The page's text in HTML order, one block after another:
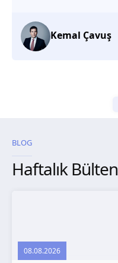
BLOG
Haftalık Bülten
08.08.2026